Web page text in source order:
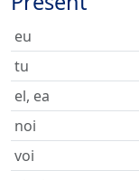
eu
tu
el, ea
noi
voi